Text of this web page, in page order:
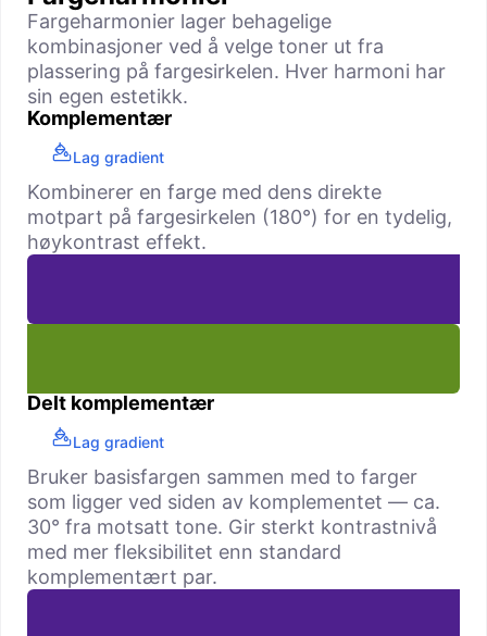
Fargeharmonier lager behagelige
kombinasjoner ved å velge toner ut fra
plassering på fargesirkelen. Hver harmoni har
sin egen estetikk.
Komplementær
Lag gradient
Kombinerer en farge med dens direkte
motpart på fargesirkelen (180°) for en tydelig,
høy­kontrast effekt.
Delt komplementær
Lag gradient
Bruker basisfargen sammen med to farger
som ligger ved siden av komple­mentet — ca.
30° fra motsatt tone. Gir sterkt kontrastnivå
med mer fleksibilitet enn standard
komplementært par.